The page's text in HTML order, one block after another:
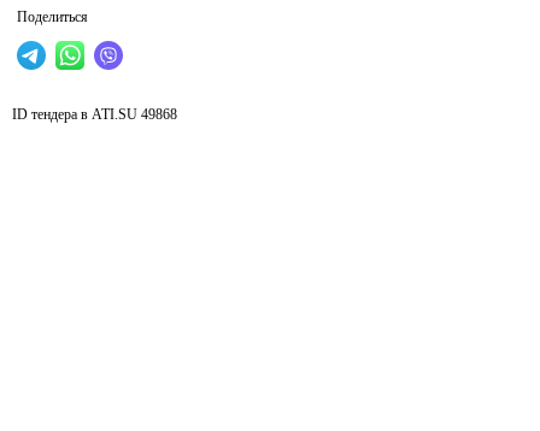
Поделиться
ID тендера в ATI.SU 49868